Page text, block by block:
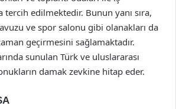
tercih edilmektedir. Bunun yanı sıra,
ve spor salonu gibi olanakları da
geçirmesini sağlamaktadır.
sunulan Türk ve uluslararası
damak zevkine hitap eder.